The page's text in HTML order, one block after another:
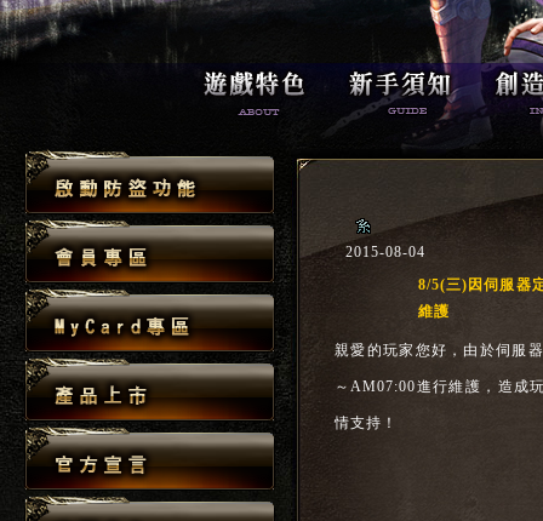
2015-08-04
8/5(三)因伺服器
維護
親愛的玩家您好，由於伺服
～AM07:00進行維護，造成
情支持！